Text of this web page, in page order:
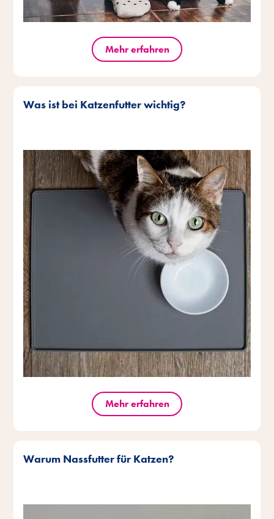
Mehr erfahren
Was ist bei Katzenfutter wichtig?
Mehr erfahren
Warum Nassfutter für Katzen?